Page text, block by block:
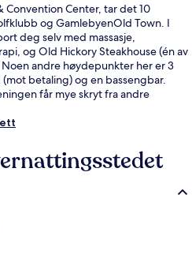
Convention Center, tar det 10
og GamlebyenOld Town. I
deg selv med massasje,
og Old Hickory Steakhouse (én av
andre høydepunkter her er 3
betaling) og en bassengbar.
får mye skryt fra andre